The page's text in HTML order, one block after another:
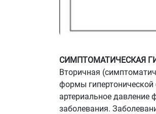
СИМПТОМАТИЧЕСКАЯ
Вторичная
формы гипертонической
артериальное давление
заболевания.